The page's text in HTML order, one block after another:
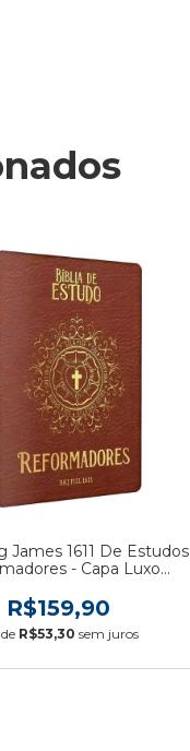
James 1611 De Estudos
- Capa Luxo
R$159,90
R$53,30 sem juros